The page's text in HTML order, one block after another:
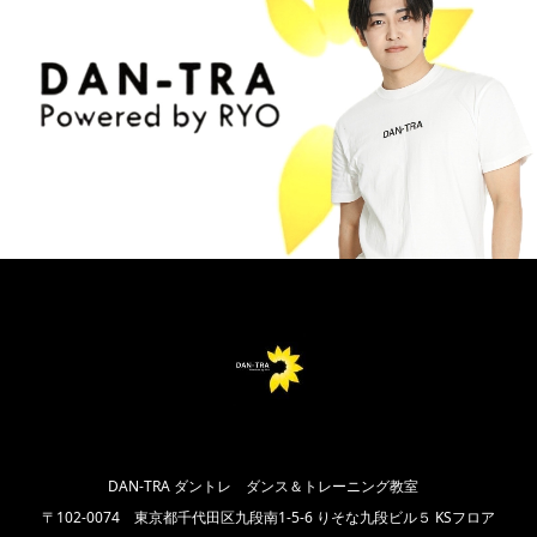
DAN-TRA ダントレ ダンス＆トレーニング教室
〒102‐0074 東京都千代田区九段南1-5-6 りそな九段ビル５ KSフロア